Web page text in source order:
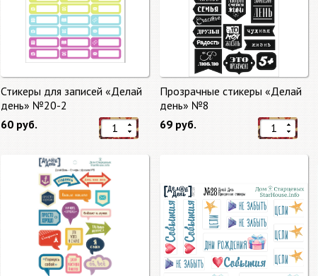
Стикеры для записей «Делай
день» №20-2
60 руб.
Прозрачные стикеры «Делай
день» №8
69 руб.